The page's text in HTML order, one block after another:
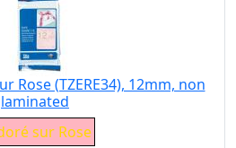
Rose (TZERE34), 12mm, non
laminated
sur Rose